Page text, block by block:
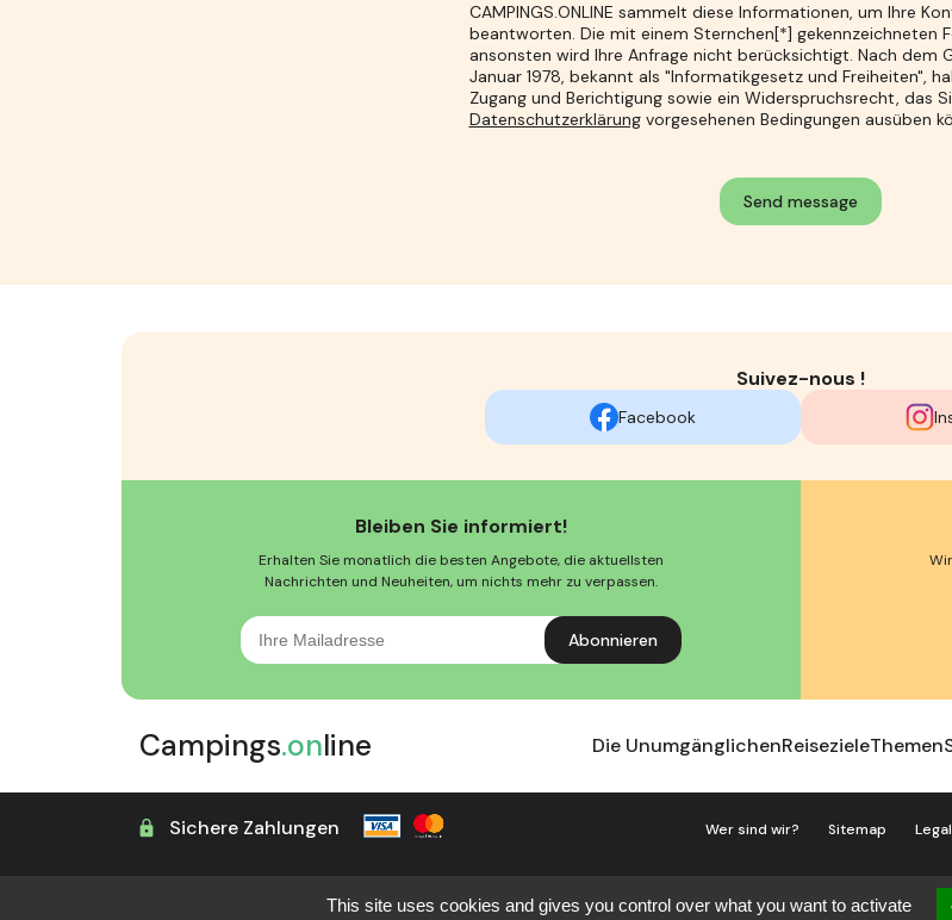
CAMPINGS.ONLINE sammelt diese Informationen, um Ihre
beantworten. Die mit einem Sternchen[*] gekennzeichneten
ansonsten wird Ihre Anfrage nicht berücksichtigt. Nach dem
Januar 1978, bekannt als "Informatikgesetz und Freiheiten",
Zugang und Berichtigung sowie ein Widerspruchsrecht, das
Datenschutzerklärungvorgesehenen Bedingungen ausüben
Suivez-nous !
Facebook
Bleiben Sie informiert!
Erhalten Sie monatlich die besten Angebote, die aktuellsten
Nachrichten und Neuheiten, um nichts mehr zu verpassen.
Ihre
Mailadresse
Campings.online Die UnumgänglichenReisezieleThemen
Sichere Zahlungen Wer sind wir? Sitemap
Allgemeine Nutzungsbedingungen
This site uses cookies and gives you control over what you want to activate